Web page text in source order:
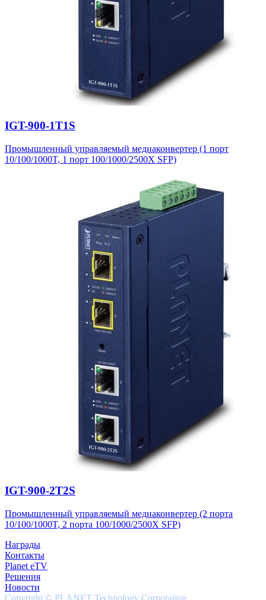
IGT-900-1T1S
Промышленный управляемый медиаконвертер (1 порт
10/100/1000T, 1 порт 100/1000/2500X SFP)
IGT-900-2T2S
Промышленный управляемый медиаконвертер (2 порта
10/100/1000T, 2 порта 100/1000/2500X SFP)
Награды
Контакты
Planet eTV
Решения
Новости